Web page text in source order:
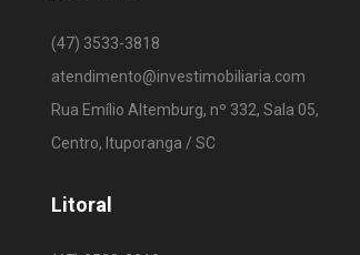
(47) 3533-3818
atendimento@investimobiliaria.com
Rua Emílio Altemburg, nº 332, Sala 05,
Centro, Ituporanga / SC
Litoral